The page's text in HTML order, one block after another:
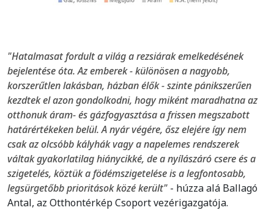
"Hatalmasat fordult a világ a rezsiárak emelkedésének
bejelentése óta. Az emberek - különösen a nagyobb,
korszerűtlen lakásban, házban élők - szinte pánikszerűen
kezdtek el azon gondolkodni, hogy miként maradhatna az
otthonuk áram- és gázfogyasztása a frissen megszabott
határértékeken belül. A nyár végére, ősz elejére így nem
csak az olcsóbb kályhák vagy a napelemes rendszerek
váltak gyakorlatilag hiánycikké, de a nyílászáró csere és a
szigetelés, köztük a födémszigetelése is a legfontosabb,
legsürgetőbb prioritások közé került" - húzza alá Ballagó
Antal, az Otthontérkép Csoport vezérigazgatója.